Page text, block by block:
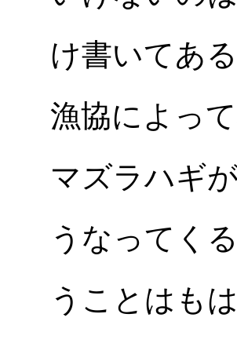
け書いてあ
漁協によっ
マズラハギ
うなってく
うことはも